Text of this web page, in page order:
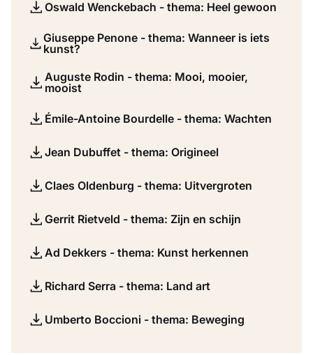
Oswald Wenckebach - thema: Heel gewoon
Giuseppe Penone - thema: Wanneer is iets
kunst?
Auguste Rodin - thema: Mooi, mooier,
mooist
Émile-Antoine Bourdelle - thema: Wachten
Jean Dubuffet - thema: Origineel
Claes Oldenburg - thema: Uitvergroten
Gerrit Rietveld - thema: Zijn en schijn
Ad Dekkers - thema: Kunst herkennen
Richard Serra - thema: Land art
Umberto Boccioni - thema: Beweging